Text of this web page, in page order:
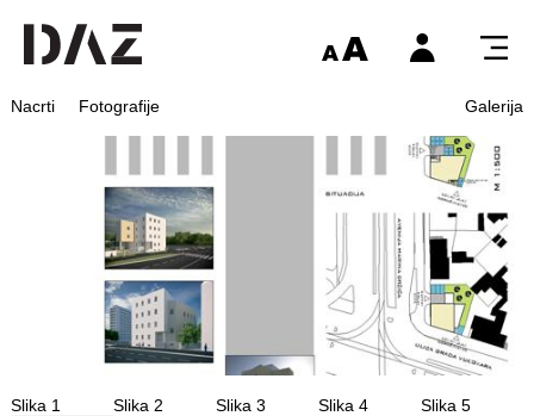
Nacrti Fotografije Galerija
Slika 1 Slika 2 Slika 3 Slika 4 Slika 5